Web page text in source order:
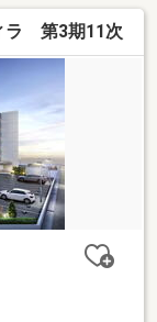
ラ 第3期11次